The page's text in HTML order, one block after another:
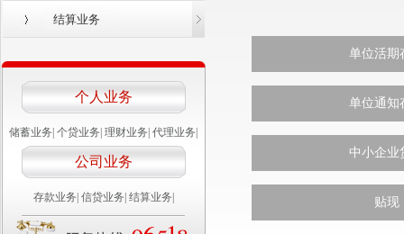
结算业务
个人业务
储蓄业务 个贷业务 理财业务 代理业务
公司业务
存款业务 信贷业务 结算业务
单位活期
单位通知
中小企业
贴现